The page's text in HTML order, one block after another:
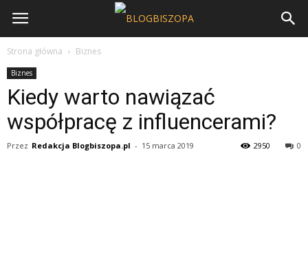
Strona główna Biznes
Biznes
Kiedy warto nawiązać
współpracę z influencerami?
Przez Redakcja Blogbiszopa.pl - 15 marca 2019 0
2950